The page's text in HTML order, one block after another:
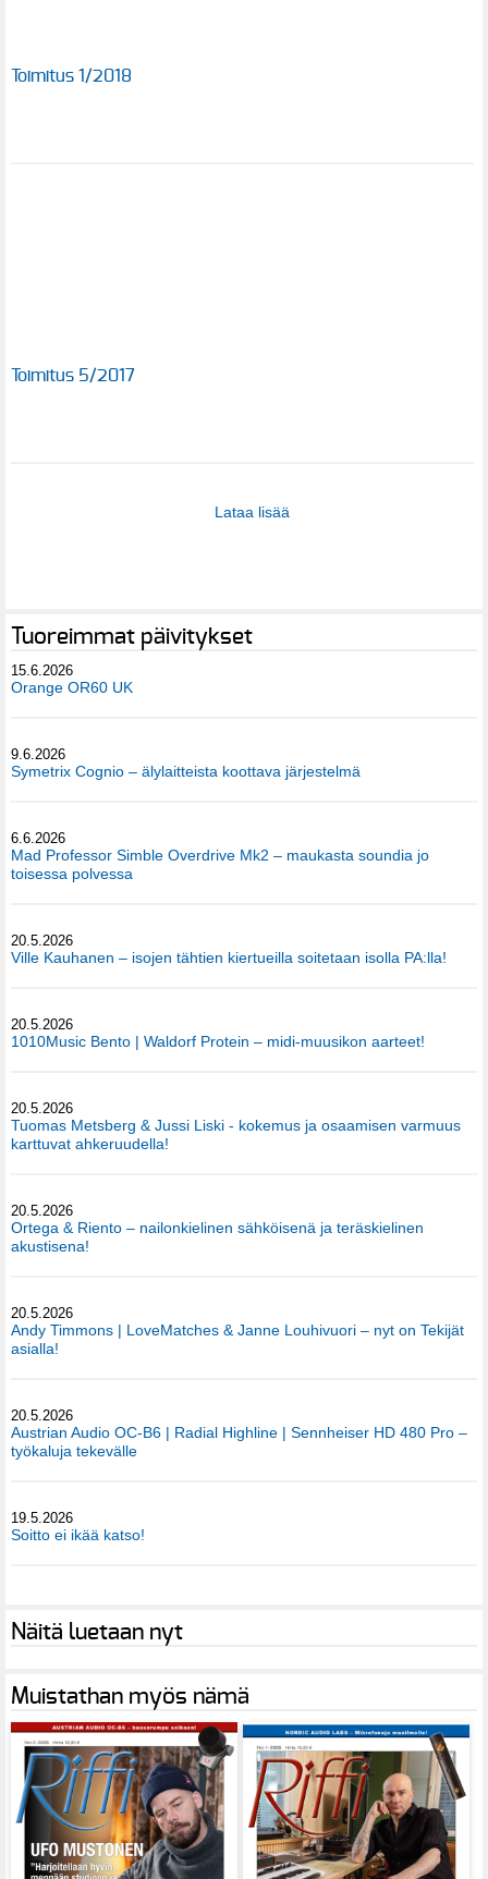
Toimitus 1/2018
Toimitus 5/2017
Lataa lisää
Tuoreimmat päivitykset
15.6.2026
Orange OR60 UK
9.6.2026
Symetrix Cognio – älylaitteista koottava järjestelmä
6.6.2026
Mad Professor Simble Overdrive Mk2 – maukasta soundia jo
toisessa polvessa
20.5.2026
Ville Kauhanen – isojen tähtien kiertueilla soitetaan isolla PA:lla!
20.5.2026
1010Music Bento | Waldorf Protein – midi-muusikon aarteet!
20.5.2026
Tuomas Metsberg & Jussi Liski - kokemus ja osaamisen varmuus
karttuvat ahkeruudella!
20.5.2026
Ortega & Riento – nailonkielinen sähköisenä ja teräskielinen
akustisena!
20.5.2026
Andy Timmons | LoveMatches & Janne Louhivuori – nyt on Tekijät
asialla!
20.5.2026
Austrian Audio OC-B6 | Radial Highline | Sennheiser HD 480 Pro –
työkaluja tekevälle
19.5.2026
Soitto ei ikää katso!
Näitä luetaan nyt
Muistathan myös nämä